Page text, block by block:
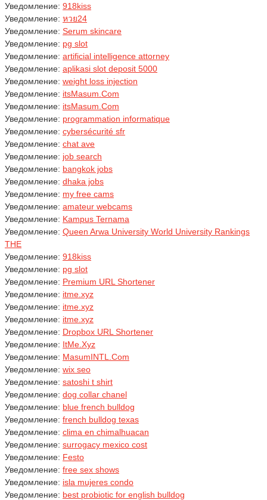
Уведомление: 918kiss
Уведомление: หวย24
Уведомление: Serum skincare
Уведомление: pg slot
Уведомление: artificial intelligence attorney
Уведомление: aplikasi slot deposit 5000
Уведомление: weight loss injection
Уведомление: itsMasum.Com
Уведомление: itsMasum.Com
Уведомление: programmation informatique
Уведомление: cybersécurité sfr
Уведомление: chat ave
Уведомление: job search
Уведомление: bangkok jobs
Уведомление: dhaka jobs
Уведомление: my free cams
Уведомление: amateur webcams
Уведомление: Kampus Ternama
Уведомление: Queen Arwa University World University Rankings
THE
Уведомление: 918kiss
Уведомление: pg slot
Уведомление: Premium URL Shortener
Уведомление: itme.xyz
Уведомление: itme.xyz
Уведомление: itme.xyz
Уведомление: Dropbox URL Shortener
Уведомление: ItMe.Xyz
Уведомление: MasumINTL.Com
Уведомление: wix seo
Уведомление: satoshi t shirt
Уведомление: dog collar chanel
Уведомление: blue french bulldog
Уведомление: french bulldog texas
Уведомление: clima en chimalhuacan
Уведомление: surrogacy mexico cost
Уведомление: Festo
Уведомление: free sex shows
Уведомление: isla mujeres condo
Уведомление: best probiotic for english bulldog